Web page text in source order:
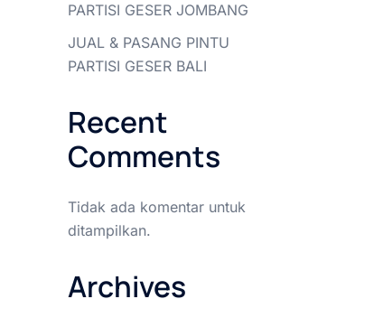
PARTISI GESER JOMBANG
JUAL & PASANG PINTU
PARTISI GESER BALI
Recent
Comments
Tidak ada komentar untuk
ditampilkan.
Archives